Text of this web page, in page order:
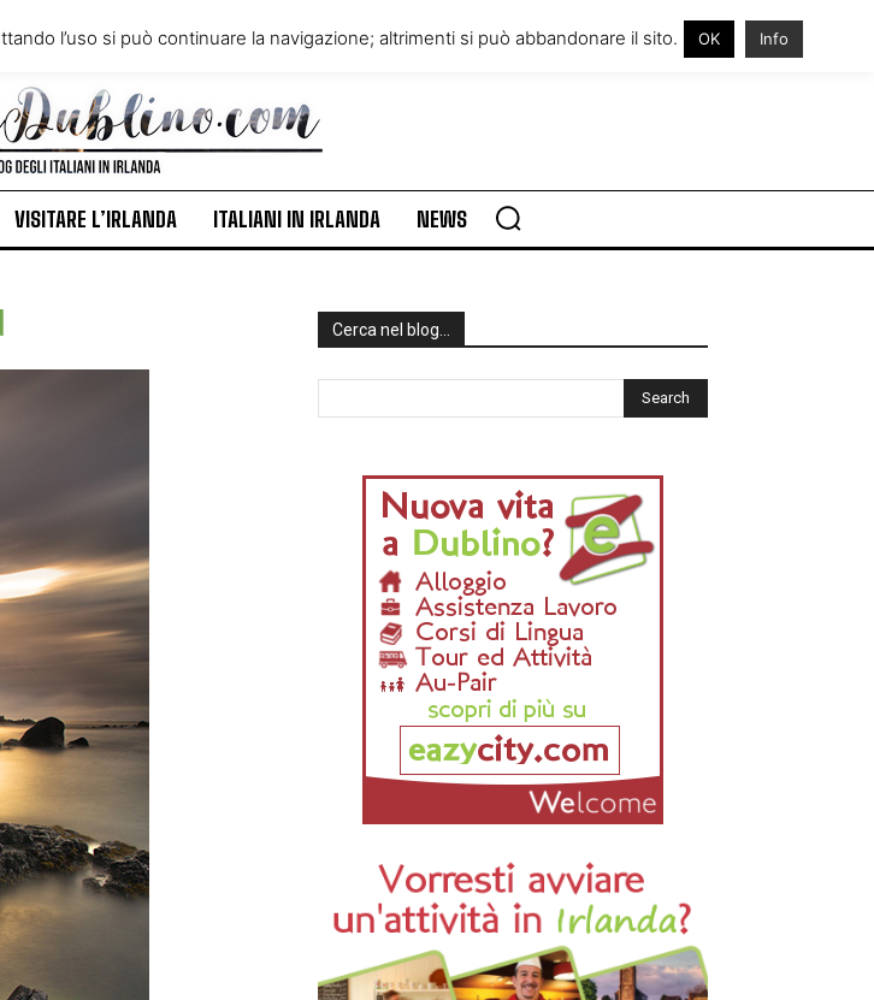
VIVERE IN IRLANDA
VISITARE L’IRLANDA
ITALIANI IN IRLANDA
NEWS
VISITARE L’IRLANDA ITALIANI IN IRLANDA NEWS
Cerca nel blog…
l’uso si può continuare la navigazione; altrimenti si può abbandonare il sito. OK Info